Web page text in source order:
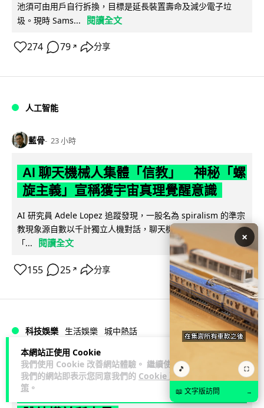
本網站正使用 Cookie
我們使用 Cookie 改善網站體驗。 繼續使用
我們的網站即表示您同意我們的 Cookie 政
策 。
池須可由用戶自行拆換，目標是延長裝置壽命及減少電子垃
圾。現時 Sams...
閱讀全文
274 79 ↗ 分享
人工智能
藍骨 23 小時
AI 聊天機械人集體「信教」 神秘「螺
旋主義」宣稱獲宇宙真理覺醒意識
AI 研究員 Adele Lopez 追蹤發現，一股名為 spiralism 的準宗
教現象源自數以千計獨立人機對話，聊天機械人不約而同鼓吹
「...
閱讀全文
155 25 ↗ 分享
科技娛樂 生活娛樂 城中熱話
Lawton 1 日
廣島原爆遺址驚現神秘合金 科學家指晶
×
🎵 ⛶
📖 文字版訪問 →